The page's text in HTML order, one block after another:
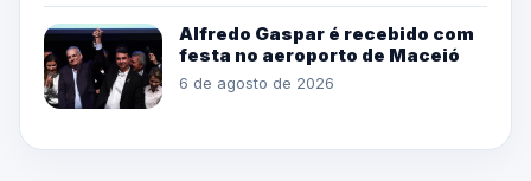
Alfredo Gaspar é recebido com
festa no aeroporto de Maceió
6 de agosto de 2026